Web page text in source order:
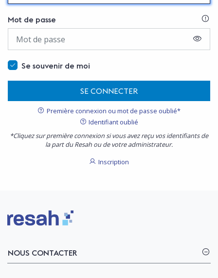
Mot de passe
Se souvenir de moi
SE CONNECTER
Première connexion ou mot de passe oublié*
Identifiant oublié
*Cliquez sur première connexion si vous avez reçu vos identifiants de
la part du Resah ou de votre administrateur.
Inscription
Logo Resah
NOUS CONTACTER